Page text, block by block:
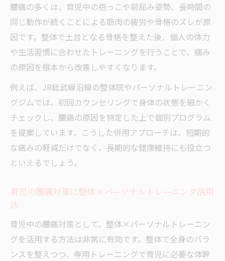
ケア法
整体×パーソナルトレーニングがもたらす
姿勢改善と骨盤ケア
パーソナルトレーニングならではの腰痛対策を
解説
整体×パーソナルトレーニングで筋力と柔
軟性を強化
パーソナルトレーニングで育児腰痛を機能
改善へ導く方法
整体×パーソナルトレーニングの個別プロ
グラムの魅力
整体を併用するパーソナルトレーニングの
整体×パーソナルトレーニングで骨盤と体
幹を安定させる
整体×パーソナルトレーニングの効果を比較
腰痛の多くは、育児中の抱っこや前屈み姿勢、長時間の
同じ動作が続くことによる筋肉の疲労や骨格のズレが原
因です。整体で土台となる骨格を整えた後、個人の体力
や生活習慣に合わせたトレーニングを行うことで、痛み
の原因を根本から改善しやすくなります。
例えば、JR総武線沿線の整体院やパーソナルトレーニン
グジムでは、初回カウンセリングで身体の状態を細かく
チェックし、腰痛の原因を特定した上で個別プログラム
を提案しています。こうした併用アプローチは、短期的
な痛みの軽減だけでなく、長期的な健康維持にも役立つ
といえるでしょう。
育児の腰痛対策に整体×パーソナルトレーニング活用
法
育児中の腰痛対策として、整体×パーソナルトレーニン
グを活用する方法は非常に有効です。整体で全身のバラ
ンスを整えつつ、専用トレーニングで育児に必要な体幹